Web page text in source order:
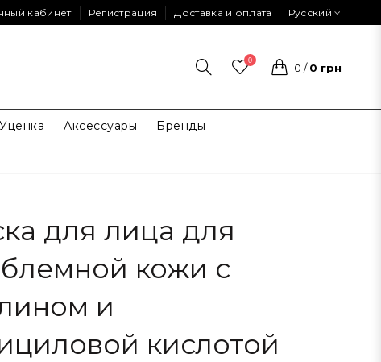
кабинет Регистрация Доставка и оплата Русский
0
0 / 0 грн
Уценка Аксессуары Бренды
для лица для
кожи с
и
кислотой